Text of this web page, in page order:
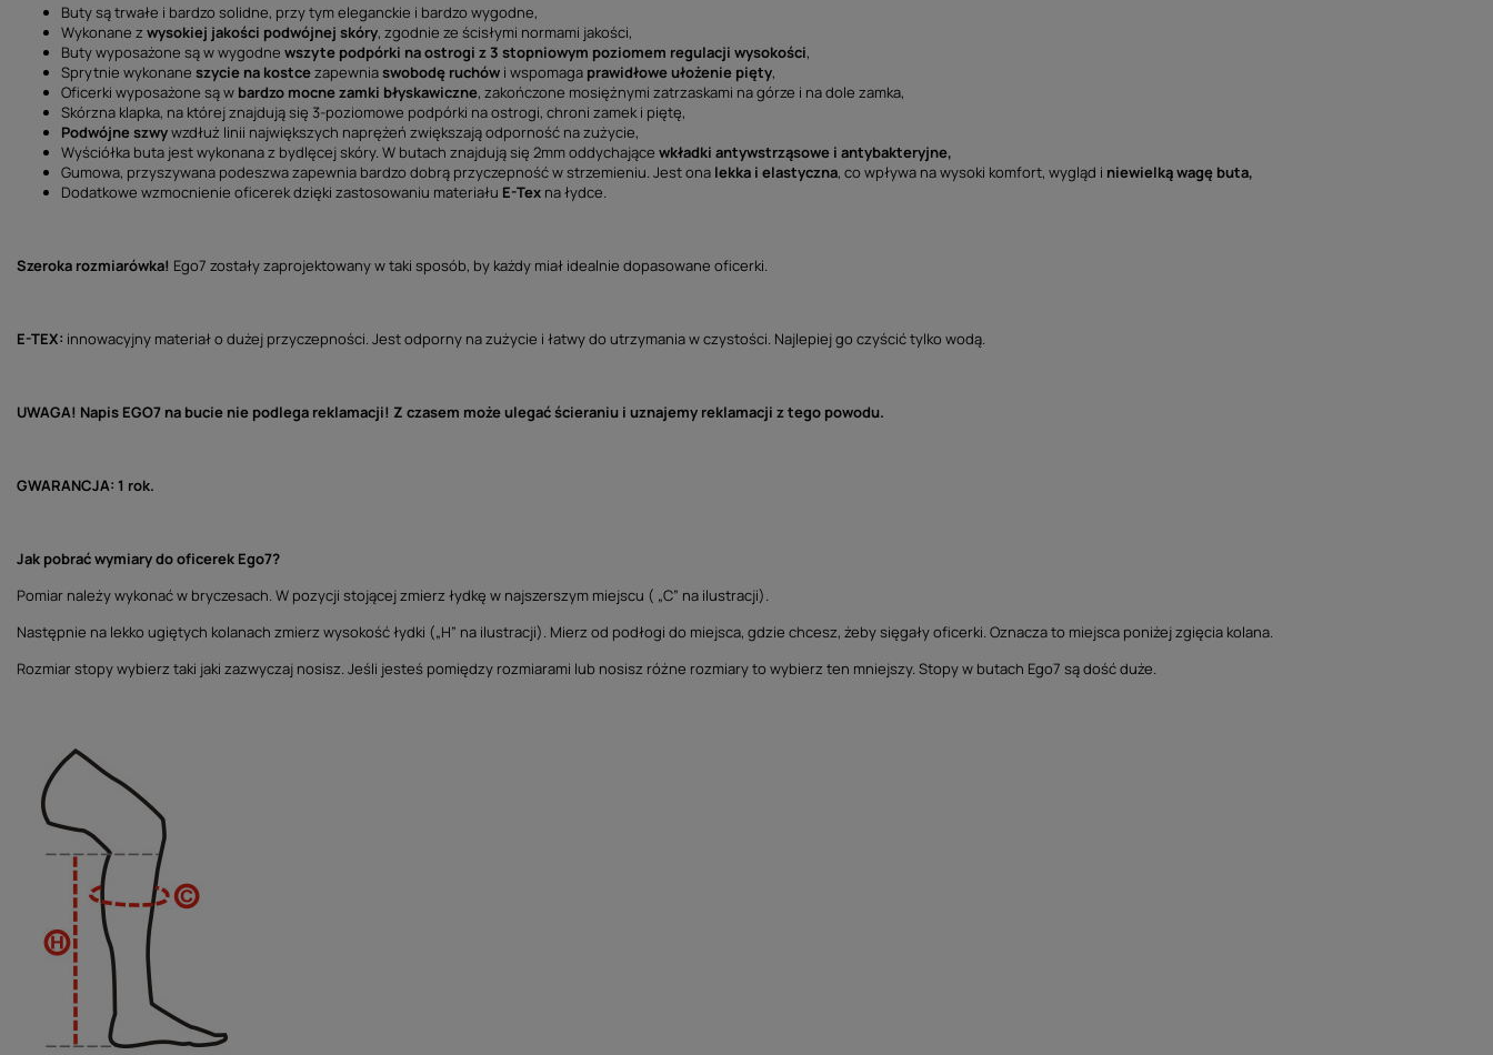
Buty są trwałe i bardzo solidne, przy tym eleganckie i bardzo wygodne,
Wykonane z wysokiej jakości podwójnej skóry, zgodnie ze ścisłymi normami jakości,
Buty wyposażone są w wygodne wszyte podpórki na ostrogi z 3 stopniowym poziomem regulacji wysokości,
Sprytnie wykonane szycie na kostcezapewniaswobodę ruchów i wspomaga prawidłowe ułożenie pięty,
Oficerki wyposażone są w bardzo mocne zamki błyskawiczne, zakończone mosiężnymi zatrzaskami na górze i na dole zamka,
Skórzna klapka, na której znajdują się 3-poziomowe podpórki na ostrogi, chroni zamek i piętę,
Podwójne szwywzdłuż linii największych naprężeń zwiększają odporność na zużycie,
Wyściółka buta jest wykonana z bydlęcej skóry. W butach znajdują się 2mm oddychające wkładki antywstrząsowe i antybakteryjne,
Gumowa, przyszywana podeszwa zapewnia bardzo dobrą przyczepność w strzemieniu. Jest ona lekka i elastyczna, co wpływa na wysoki komfort, wygląd i niewielką wagę buta,
Dodatkowe wzmocnienie oficerek dzięki zastosowaniu materiału E-Tex na łydce.
Szeroka rozmiarówka! Ego7 zostały zaprojektowany w taki sposób, by każdy miał idealnie dopasowane oficerki.
E-TEX: innowacyjny materiał o dużej przyczepności. Jest odporny na zużycie i łatwy do utrzymania w czystości. Najlepiej go czyścić tylko wodą.
UWAGA! Napis EGO7 na bucie nie podlega reklamacji! Z czasem może ulegać ścieraniu i uznajemy reklamacji z tego powodu.
GWARANCJA: 1 rok.
Jak pobrać wymiary do oficerek Ego7?
Pomiar należy wykonać w bryczesach. W pozycji stojącej zmierz łydkę w najszerszym miejscu ( „C” na ilustracji).
Następnie na lekko ugiętych kolanach zmierz wysokość łydki („H” na ilustracji). Mierz od podłogi do miejsca, gdzie chcesz, żeby sięgały oficerki. Oznacza to miejsca poniżej zgięcia kolana.
Rozmiar stopy wybierz taki jaki zazwyczaj nosisz. Jeśli jesteś pomiędzy rozmiarami lub nosisz różne rozmiary to wybierz ten mniejszy. Stopy w butach Ego7 są dość duże.